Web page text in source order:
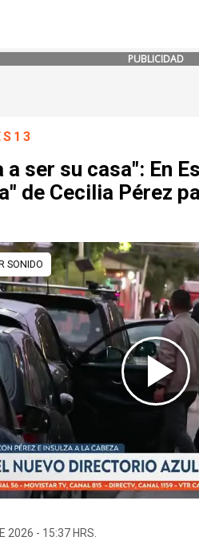
PUBLICIDAD
a ser su casa": En
de Cecilia Pérez
2026 - 15:37 HRS.